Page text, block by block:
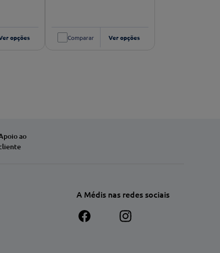
opções Comparar Ver opções
ao
A Médis nas redes sociais